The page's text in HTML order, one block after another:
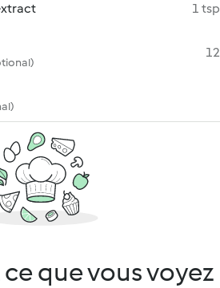
1 tsp
12
que vous voyez